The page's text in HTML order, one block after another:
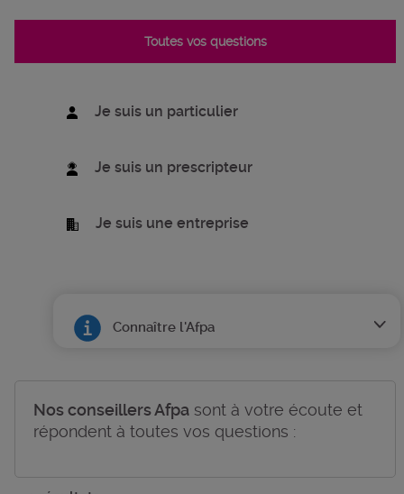
Toutes vos questions
Je suis un particulier
Je suis un prescripteur
Je suis une entreprise
Connaître l'Afpa
Nos conseillers Afpasont à votre écoute et
répondent à toutes vos questions :